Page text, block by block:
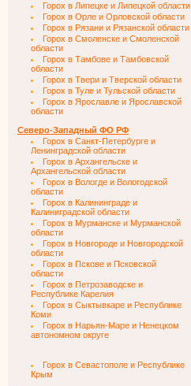
Горох в Липецке и Липецкой области
Горох в Орле и Орловской области
Горох в Рязани и Рязанской области
Горох в Смоленске и Смоленской
области
Горох в Тамбове и Тамбовской
области
Горох в Твери и Тверской области
Горох в Туле и Тульской области
Горох в Ярославле и Ярославской
области
Северо-Западный ФО РФ
Горох в Санкт-Петербурге и
Ленинградской области
Горох в Архангельске и
Архангельской области
Горох в Вологде и Вологодской
области
Горох в Калининграде и
Калиниградской области
Горох в Мурманске и Мурманской
области
Горох в Новгороде и Новгородской
области
Горох в Пскове и Псковской
области
Горох в Петрозаводске и
Республике Карелия
Горох в Сыктывкаре и Республике
Коми
Горох в Нарьян-Маре и Ненецком
автономном округе
Горох в Севастополе и Республике
Крым